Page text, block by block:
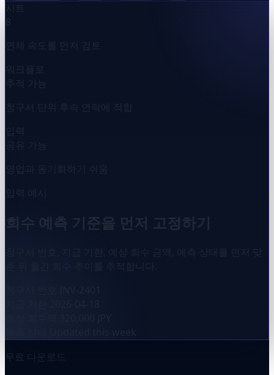
시트
8
연체 속도를 먼저 검토
워크플로
추적 가능
청구서 단위 후속 연락에 적합
입력
영업과 동기화하기 쉬움
입력 예시
회수 예측 기준을 먼저 고정하기
청구서 번호, 지급 기한, 예상 회수 금액, 예측 상태를 먼저 맞
무료 다운로드